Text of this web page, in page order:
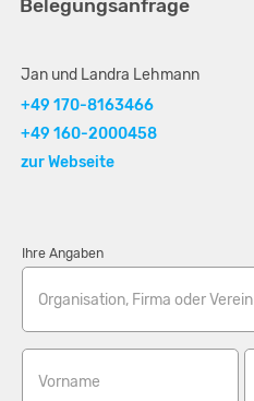
Belegungsanfrage
Jan und Landra Lehmann
+49 170-8163466
+49 160-2000458
zur Webseite
Ihre Angaben
Organisation, Firma oder Verein
Vorname